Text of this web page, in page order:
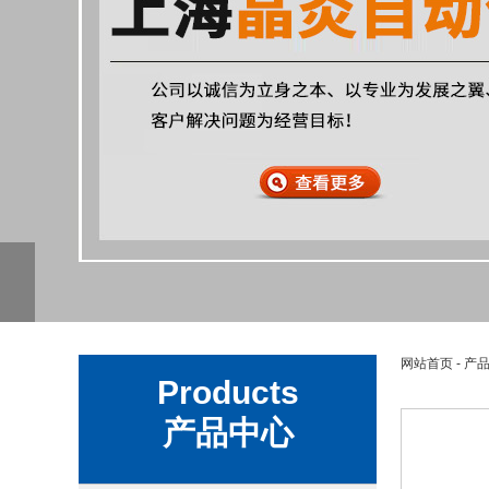
Products
产品中心
网站首页 - 产